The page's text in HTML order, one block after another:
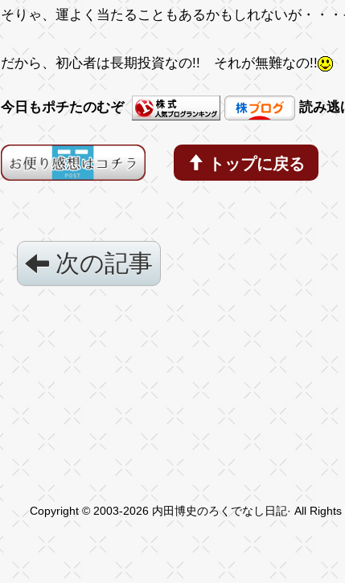
そりゃ、運よく当たることもあるかもしれないが・・・
だから、初心者は長期投資なの!! それが無難なの!!
今日もポチたのむぞ 読み逃
トップに戻る
次の記事
Copyright © 2003-2026 内田博史のろくでなし日記· All Rights